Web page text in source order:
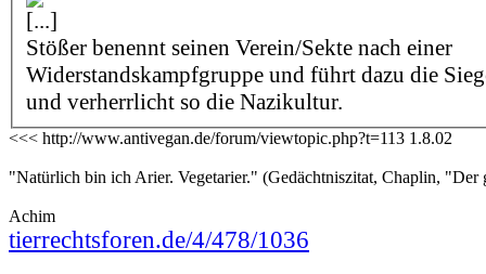
[...]
Stößer benennt seinen Verein/Sekte nach einer
Widerstandskampfgruppe und führt dazu die
und verherrlicht so die Nazikultur.
<<< http://www.antivegan.de/forum/viewtopic.php?t=113 1.8.02
"Natürlich bin ich Arier. Vegetarier." (Gedächtniszitat, Chaplin, "Der
Achim
tierrechtsforen.de/4/478/1036